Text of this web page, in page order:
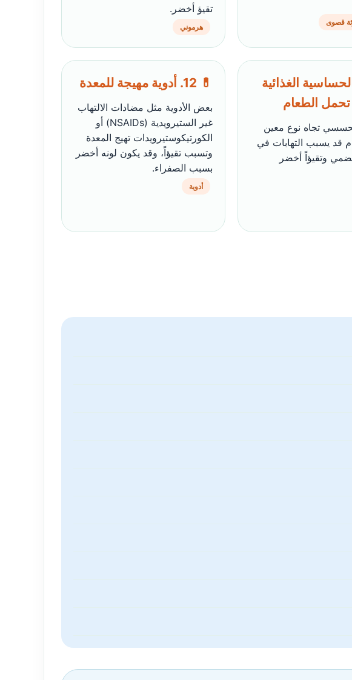
قصوى
تقيؤ أخضر.
هرموني
الحساسية الغذائية
الطعام
تجاه نوع معين
قد يسبب التهابات في
وتقيؤاً أخضر
💊 12. أدوية مهيجة للمعدة
بعض الأدوية مثل مضادات الالتهاب
غير الستيرويدية (NSAIDs) أو
الكورتيكوستيرويدات تهيج المعدة
وتسبب تقيؤاً، وقد يكون لونه أخضر
بسبب الصفراء.
أدوية